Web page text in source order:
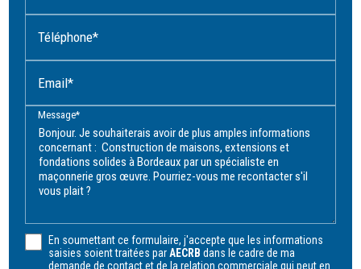
Téléphone*
Email*
Message*
En soumettant ce formulaire, j'accepte que les informations
saisies soient traitées parAECRB dans le cadre de ma
demande de contact et de la relation commerciale qui peut en